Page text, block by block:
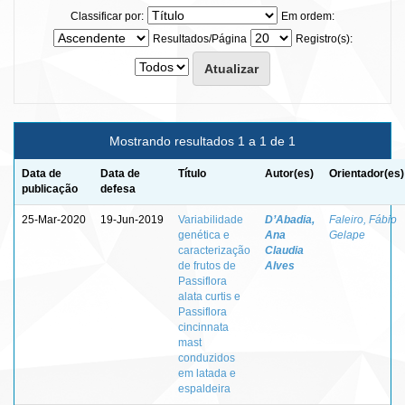
Classificar por:
Em ordem:
Resultados/Página
Registro(s):
Mostrando resultados 1 a 1 de 1
Data de
publicação
Data de
defesa
Título Autor(es) Orientador(es)
25-Mar-2020 19-Jun-2019
Variabilidade
genética e
caracterização
de frutos de
Passiflora
alata curtis e
Passiflora
cincinnata
mast
conduzidos
em latada e
espaldeira
D’Abadia,
Ana
Claudia
Alves
Faleiro, Fábio
Gelape